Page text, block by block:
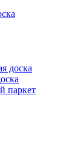
доска
паркет